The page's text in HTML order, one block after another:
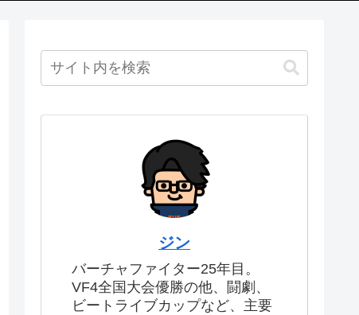
ジン
バーチャファイター25年目。
VF4全国大会優勝の他、闘劇、
ビートライブカップなど、主要